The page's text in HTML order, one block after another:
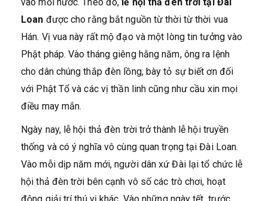
Loan được cho rằng bắt nguồn từ thời từ thời vua
Hán. Vị vua này rất mộ đạo và một lòng tin tưởng vào
Phật pháp. Vào tháng giêng hằng năm, ông ra lệnh
cho dân chúng thắp đèn lồng, bày tỏ sự biết ơn đối
với Phật Tổ và các vị thần linh cũng như cầu xin mọi
điều may mắn.
Ngày nay, lễ hội thả đèn trời trở thành lễ hội truyền
thống và có ý nghĩa vô cùng quan trọng tại Đài Loan.
Vào mỗi dịp năm mới, người dân xứ Đài lại tổ chức lễ
hội thả đèn trời bên cạnh vô số các trò chơi, hoạt